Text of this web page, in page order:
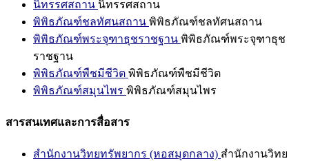
นิทรรศสถาน นิทรรศสถาน
พิพิธภัณฑ์ชลทัศนสถาน พิพิธภัณฑ์ชลทัศนสถาน
พิพิธภัณฑ์พระจุฑาธุชราชฐาน พิพิธภัณฑ์พระจุฑาธุช
ราชฐาน
พิพิธภัณฑ์พืชมีชีวิต พิพิธภัณฑ์พืชมีชีวิต
พิพิธภัณฑ์สมุนไพร พิพิธภัณฑ์สมุนไพร
สารสนเทศและการสื่อสาร
สำนักงานวิทยทรัพยากร (หอสมุดกลาง) สำนักงานวิทย